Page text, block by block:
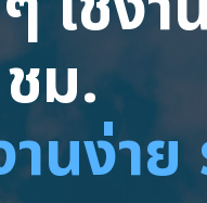
ม.
นง่าย